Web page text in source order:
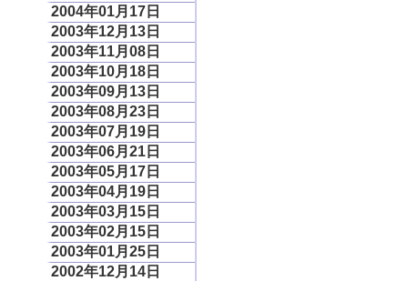
2004年01月17日
2003年12月13日
2003年11月08日
2003年10月18日
2003年09月13日
2003年08月23日
2003年07月19日
2003年06月21日
2003年05月17日
2003年04月19日
2003年03月15日
2003年02月15日
2003年01月25日
2002年12月14日